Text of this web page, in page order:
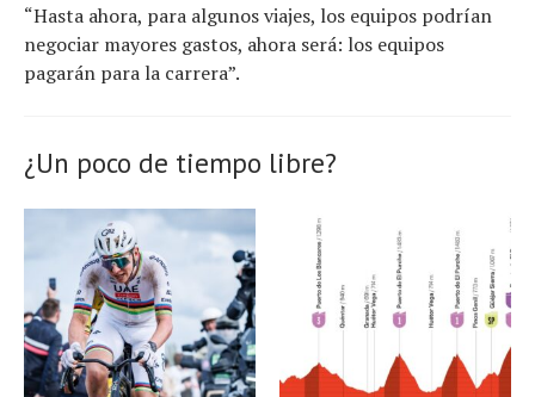
“Hasta ahora, para algunos viajes, los equipos podrían
negociar mayores gastos, ahora será: los equipos
pagarán para la carrera”.
¿Un poco de tiempo libre?